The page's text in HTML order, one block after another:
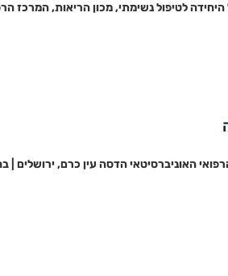
לטיפול נשימתי, מכון הריאות, המרכז
האוניברסיטאי הדסה עין כרם, ירושלים